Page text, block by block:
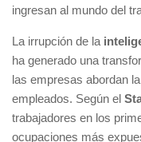
ingresan al mundo del
La irrupción de la
ha generado una
las empresas abordan
empleados. Según el
trabajadores en los
ocupaciones más